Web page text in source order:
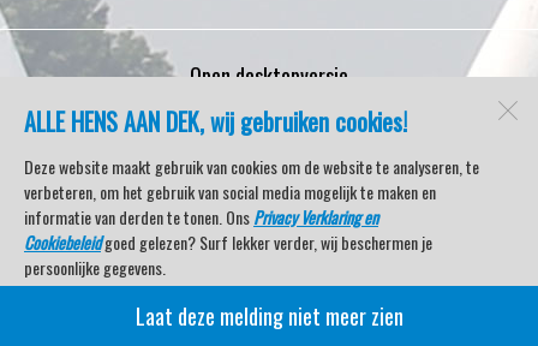
ALLE HENS AAN DEK, wij gebruiken cookies!
Deze website maakt gebruik van cookies om de website te analyseren, te
verbeteren, om het gebruik van social media mogelijk te maken en
informatie van derden te tonen. OnsPrivacy Verklaring en
Cookiebeleidgoed gelezen? Surf lekker verder, wij beschermen je
persoonlijke gegevens.
Veel kijkplezier met Watersport TV Beleving & Nieuws!
Laat deze melding niet meer zien
Open desktopversie